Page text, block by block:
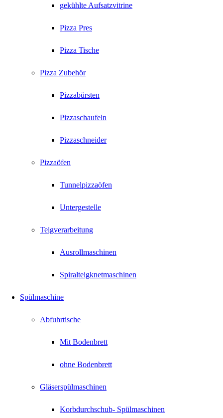
gekühlte Aufsatzvitrine
Pizza Pres
Pizza Tische
Pizza Zubehör
Pizzabürsten
Pizzaschaufeln
Pizzaschneider
Pizzaöfen
Tunnelpizzaöfen
Untergestelle
Teigverarbeitung
Ausrollmaschinen
Spiralteigknetmaschinen
Spülmaschine
Abfuhrtische
Mit Bodenbrett
ohne Bodenbrett
Gläserspülmaschinen
Korbdurchschub- Spülmaschinen